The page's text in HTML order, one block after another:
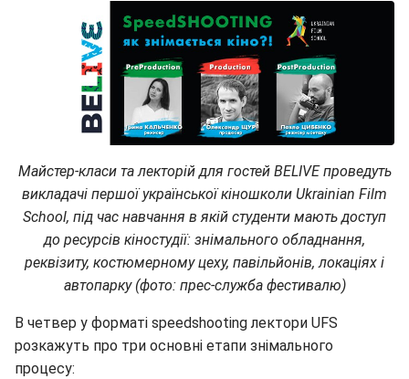
Майстер-класи та лекторій для гостей BELIVE проведуть
викладачі першої української кіношколи Ukrainian Film
School, під час навчання в якій студенти мають доступ
до ресурсів кіностудії: знімального обладнання,
реквізиту, костюмерному цеху, павільйонів, локаціях і
автопарку (фото: прес-служба фестивалю)
В четвер у форматі speedshooting лектори UFS
розкажуть про три основні етапи знімального
процесу: